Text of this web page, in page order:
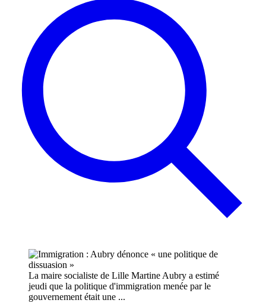
La maire socialiste de Lille Martine Aubry a estimé
jeudi que la politique d'immigration menée par le
gouvernement était une ...